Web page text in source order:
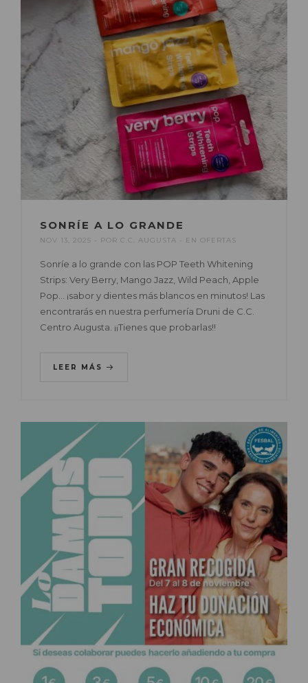
SONRÍE A LO GRANDE
NOV 13, 2025 POR C.C. AUGUSTA EN OFERTAS
Sonríe a lo grande con las POP Teeth Whitening
Strips: Very Berry, Mango Jazz, Wild Peach, Apple
Pop… ¡sabor y dientes más blancos en minutos! Las
encontrarás en nuestra perfumería Druni de C.C.
Centro Augusta. ¡¡Tienes que probarlas!!
LEER MÁS